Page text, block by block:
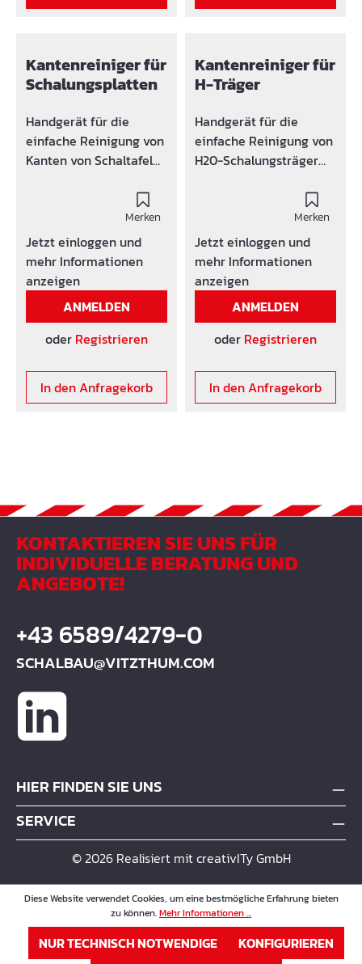
LKW.Leicht
auswechselbares Blatt
aus Qualitätsfederstahl.
Astreiner Buchenstiel.
Kantenreiniger für
Schalungsplatten
Handgerät für die
einfache Reinigung von
Kanten von Schaltafel
Merken
Jetzt einloggen und
mehr Informationen
anzeigen
ANMELDEN
oder Registrieren
In den Anfragekorb
Kantenreiniger für
H-Träger
Handgerät für die
einfache Reinigung von
H20-Schalungsträger
Merken
Jetzt einloggen und
mehr Informationen
anzeigen
ANMELDEN
oder Registrieren
In den Anfragekorb
KONTAKTIEREN SIE UNS FÜR
INDIVIDUELLE BERATUNG UND
ANGEBOTE!
+43 6589/4279-0
SCHALBAU@VITZTHUM.COM
HIER FINDEN SIE UNS
SERVICE
© 2026 Realisiert mit creativITy GmbH
Diese Website verwendet Cookies, um eine bestmögliche Erfahrung bieten
zu können.Mehr Informationen ...
NUR TECHNISCH NOTWENDIGE KONFIGURIEREN